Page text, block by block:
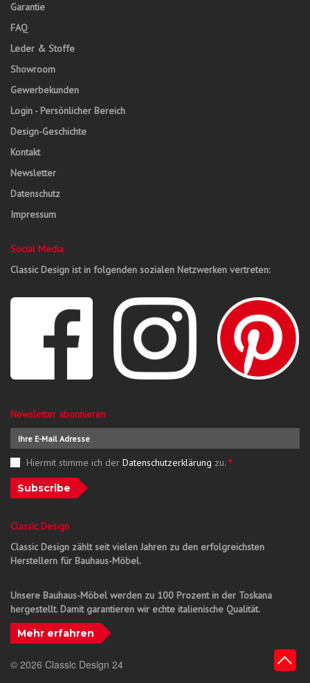
Garantie
FAQ
Leder & Stoffe
Showroom
Gewerbekunden
Login - Persönlicher Bereich
Design-Geschichte
Kontakt
Newsletter
Datenschutz
Impressum
Social Media
Classic Design ist in folgenden sozialen Netzwerken vertreten:
Newsletter abonnieren
Hiermit stimme ich der Datenschutzerklärung zu. *
Subscribe
Classic Design
Classic Design zählt seit vielen Jahren zu den erfolgreichsten
Herstellern für Bauhaus-Möbel.
Unsere Bauhaus-Möbel werden zu 100 Prozent in der Toskana
hergestellt. Damit garantieren wir echte italienische Qualität.
Mehr erfahren
© 2026 Classic Design 24